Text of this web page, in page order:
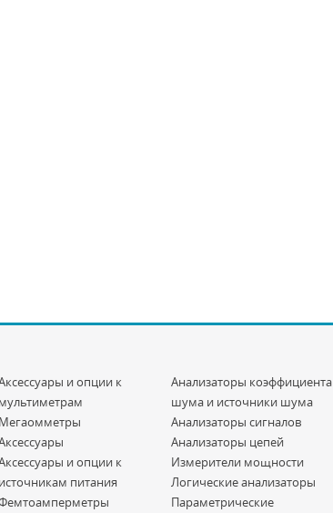
и опции к
мультиметрам
Мегаомметры
и опции к
источникам питания
Анализаторы коэффициента
шума и источники шума
Анализаторы сигналов
Анализаторы цепей
Измерители мощности
Логические анализаторы
Параметрические